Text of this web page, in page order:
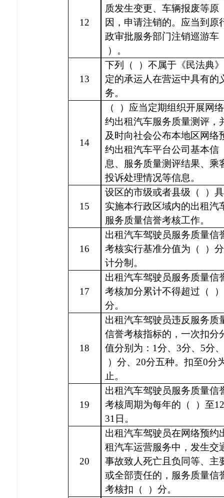
12
质发生变更、车辆报废等原
因，申请注销的。 应当到原
政审批服务部门注销巡游车
）。
13
下列（
）不属于《民法典
定的承运人在营运中具有的
务。
14
（
）应当定期组织开展网
约出租汽车服务质量测评，
及时向社会公布本地区网络
约出租汽车平台公司基本信
息、服务质量测评结果、乘
投诉处理情况等信息。
15
设区的市级或者县级（
）
实施本行政区域内的出租汽
服务质量信誉考核工作。
16
出租汽车驾驶员服务质量信
考核实行基准分值为（
）
计分制。
17
出租汽车驾驶员服务质量信
考核加分累计不得超过（
）
分。
18
出租汽车驾驶员违反服务质
信誉考核指标的，一次扣分
值分别为： 1分、3分、5分
）分、20分五种。扣至0分
止。
19
出租汽车驾驶员服务质量信
考核周期为每年的（
）至
31日。
20
出租汽车驾驶员在网络预约
租汽车运营服务中，发生交
事故致人死亡且负同等、主
或全部责任的，服务质量信
考核扣（
）分。